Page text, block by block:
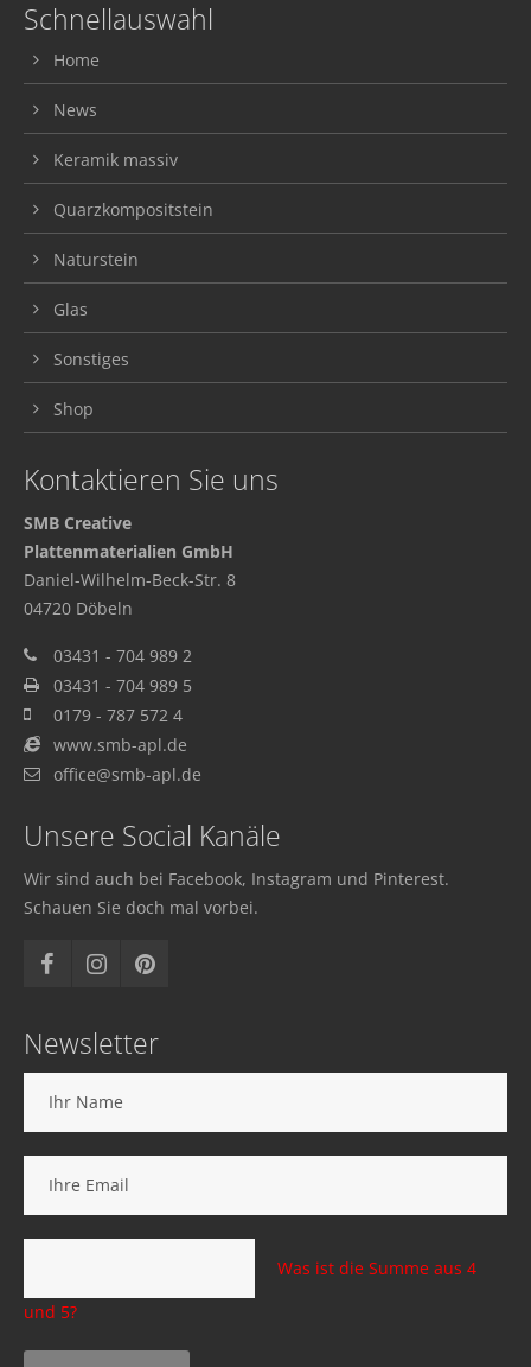
Schnellauswahl
Home
News
Keramik massiv
Quarzkompositstein
Naturstein
Glas
Sonstiges
Shop
Kontaktieren Sie uns
SMB Creative
Plattenmaterialien GmbH
Daniel-Wilhelm-Beck-Str. 8
04720 Döbeln
03431 - 704 989 2
03431 - 704 989 5
0179 - 787 572 4
www.smb-apl.de
office@smb-apl.de
Unsere Social Kanäle
Wir sind auch bei Facebook, Instagram und Pinterest.
Schauen Sie doch mal vorbei.
Newsletter
Was ist die Summe aus 4
und 5?